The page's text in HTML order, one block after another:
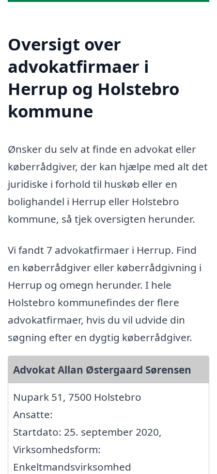
Oversigt over
advokatfirmaer i
Herrup og Holstebro
kommune
Ønsker du selv at finde en advokat eller
køberrådgiver, der kan hjælpe med alt det
juridiske i forhold til huskøb eller en
bolighandel i Herrup eller Holstebro
kommune, så tjek oversigten herunder.
Vi fandt 7 advokatfirmaer i Herrup. Find
en køberrådgiver eller køberrådgivning i
Herrup og omegn herunder. I hele
Holstebro kommunefindes der flere
advokatfirmaer, hvis du vil udvide din
søgning efter en dygtig køberrådgiver.
Advokat Allan Østergaard Sørensen
Nupark 51, 7500 Holstebro
Ansatte:
Startdato: 25. september 2020,
Virksomhedsform:
Enkeltmandsvirksomhed